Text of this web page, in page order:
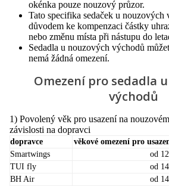
okénka pouze nouzový průzor.
Tato specifika sedaček u nouzových
důvodem ke kompenzaci částky
nebo změnu místa při nástupu do
Sedadla u nouzových východů
nemá žádná omezení.
Omezení pro sedadla
východů
1) Povolený věk pro usazení na
závislosti na dopravci
dopravce
věkové omezení pro
Smartwings
od
TUI fly
od
BH Air
od